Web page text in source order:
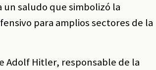
saludo que simbolizó la
para amplios sectores de la
Adolf Hitler, responsable de la